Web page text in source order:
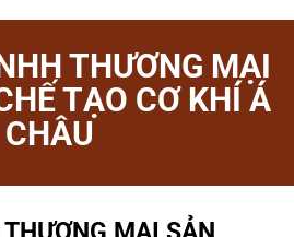
THƯƠNG MẠI
TẠO CƠ KHÍ Á
CHÂU